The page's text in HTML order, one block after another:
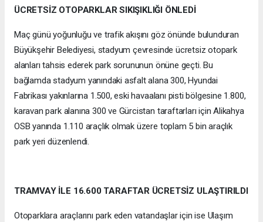
ÜCRETSİZ OTOPARKLAR SIKIŞIKLIĞI ÖNLEDİ
Maç günü yoğunluğu ve trafik akışını göz önünde bulunduran
Büyükşehir Belediyesi, stadyum çevresinde ücretsiz otopark
alanları tahsis ederek park sorununun önüne geçti. Bu
bağlamda stadyum yanındaki asfalt alana 300, Hyundai
Fabrikası yakınlarına 1.500, eski havaalanı pisti bölgesine 1.800,
karavan park alanına 300 ve Gürcistan taraftarları için Alikahya
OSB yanında 1.110 araçlık olmak üzere toplam 5 bin araçlık
park yeri düzenlendi.
TRAMVAY İLE 16.600 TARAFTAR ÜCRETSİZ ULAŞTIRILDI
Otoparklara araçlarını park eden vatandaşlar için ise Ulaşım